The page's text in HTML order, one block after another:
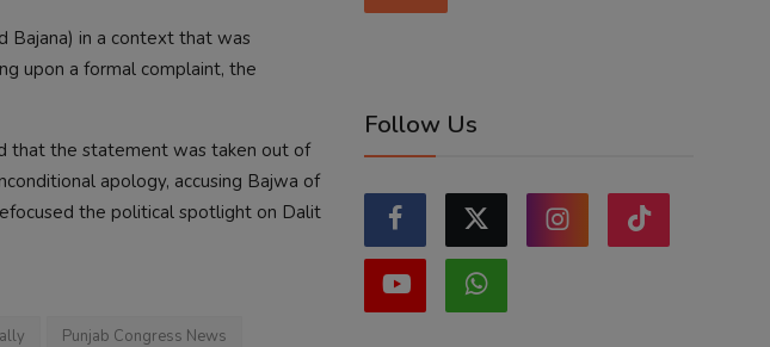
Bajana) in a context that was
upon a formal complaint, the
that the statement was taken out of
apology, accusing Bajwa of
the political spotlight on Dalit
Punjab Congress News
Follow Us